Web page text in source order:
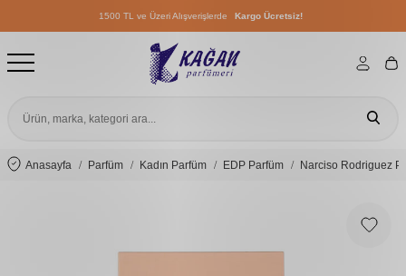
1500 TL ve Üzeri Alışverişlerde Kargo Ücretsiz!
1500 TL ve Üzeri Alışverişlerde
1500 TL ve Üzeri Alışverişlerde
Anasayfa Parfüm Kadın Parfüm EDP Parfüm Narciso Rodriguez